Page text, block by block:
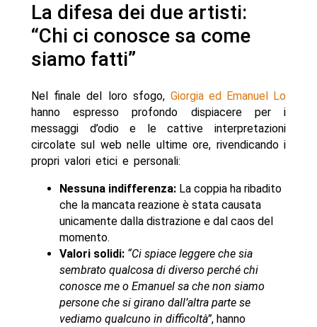
La difesa dei due artisti:
“Chi ci conosce sa come
siamo fatti”
Nel finale del loro sfogo,Giorgia ed Emanuel Lo
hanno espresso profondo dispiacere per i
messaggi d’odio e le cattive interpretazioni
circolate sul web nelle ultime ore, rivendicando i
propri valori etici e personali:
Nessuna indifferenza:La coppia ha ribadito
che la mancata reazione è stata causata
unicamente dalla distrazione e dal caos del
momento.
Valori solidi: “Ci spiace leggere che sia
sembrato qualcosa di diverso perché chi
conosce me o Emanuel sa che non siamo
persone che si girano dall’altra parte se
vediamo qualcuno in difficoltà”, hanno